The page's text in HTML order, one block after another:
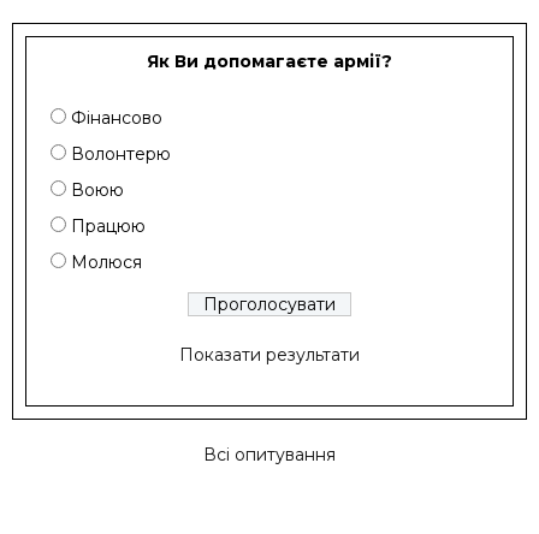
Як Ви допомагаєте армії?
Фінансово
Волонтерю
Воюю
Працюю
Молюся
Показати результати
Всі опитування